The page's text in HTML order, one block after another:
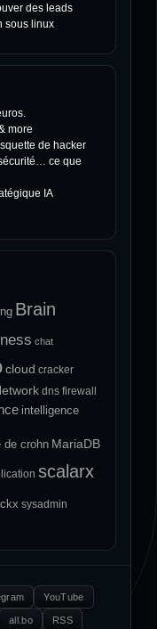
des leads
sous linux
more
de hacker
ce que
IA
Brain
chat
cloud cracker
dns firewall
intelligence
de crohn MariaDB
scalarx
sysadmin
YouTube
all.bo RSS